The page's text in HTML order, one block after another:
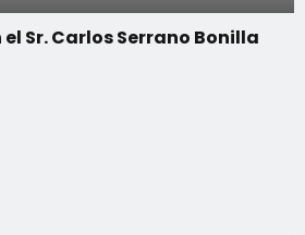
Sr. Carlos Serrano Bonilla